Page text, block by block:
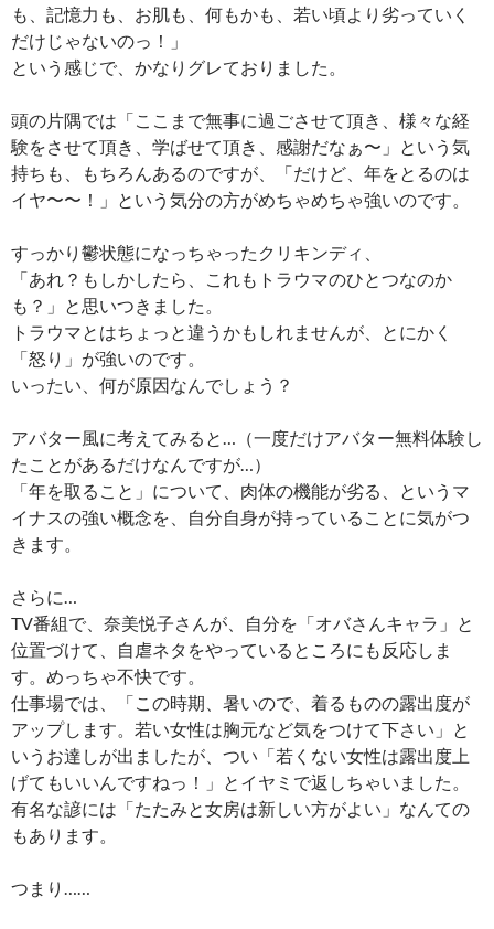
も、記憶力も、お肌も、何もかも、若い頃より劣っていく
だけじゃないのっ！」
という感じで、かなりグレておりました。
頭の片隅では「ここまで無事に過ごさせて頂き、様々な経
験をさせて頂き、学ばせて頂き、感謝だなぁ〜」という気
持ちも、もちろんあるのですが、「だけど、年をとるのは
イヤ〜〜！」という気分の方がめちゃめちゃ強いのです。
すっかり鬱状態になっちゃったクリキンディ、
「あれ？もしかしたら、これもトラウマのひとつなのか
も？」と思いつきました。
トラウマとはちょっと違うかもしれませんが、とにかく
「怒り」が強いのです。
いったい、何が原因なんでしょう？
アバター風に考えてみると…（一度だけアバター無料体験し
たことがあるだけなんですが…）
「年を取ること」について、肉体の機能が劣る、というマ
イナスの強い概念を、自分自身が持っていることに気がつ
きます。
さらに…
TV番組で、奈美悦子さんが、自分を「オバさんキャラ」と
位置づけて、自虐ネタをやっているところにも反応しま
す。めっちゃ不快です。
仕事場では、「この時期、暑いので、着るものの露出度が
アップします。若い女性は胸元など気をつけて下さい」と
いうお達しが出ましたが、つい「若くない女性は露出度上
げてもいいんですねっ！」とイヤミで返しちゃいました。
有名な諺には「たたみと女房は新しい方がよい」なんての
もあります。
つまり……